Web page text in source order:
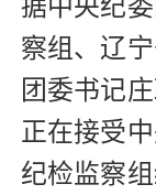
据中央纪
察组、辽
团委书记
正在接受
纪检监察